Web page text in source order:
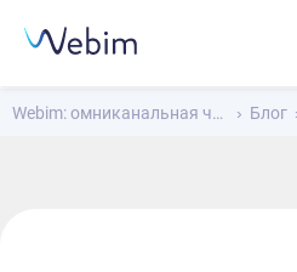
Webim: омниканальная чат-платформа для общения с клиентами Блог